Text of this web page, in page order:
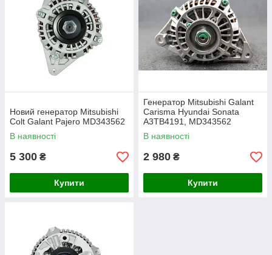
Новий генератор Mitsubishi
Colt Galant Pajero MD343562
В наявності
5 300 ₴
Купити
Генератор Mitsubishi Galant
Carisma Hyundai Sonata
A3TB4191, MD343562
В наявності
2 980 ₴
Купити